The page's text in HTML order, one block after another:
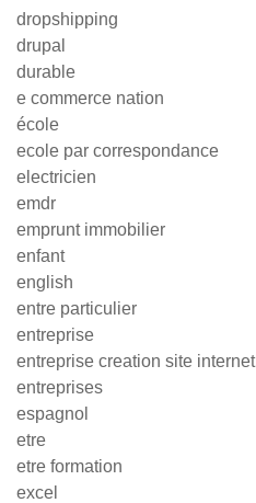
dropshipping
drupal
durable
e commerce nation
école
ecole par correspondance
electricien
emdr
emprunt immobilier
enfant
english
entre particulier
entreprise
entreprise creation site internet
entreprises
espagnol
etre
etre formation
excel